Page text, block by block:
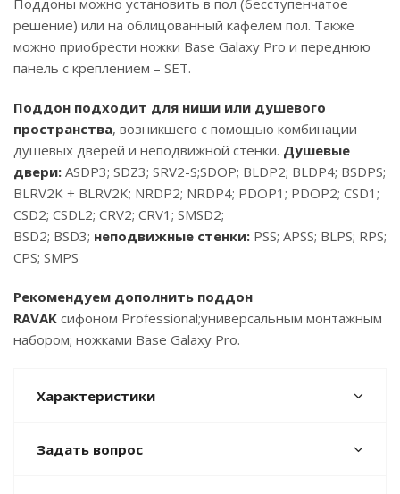
Поддоны можно установить в пол (бесступенчатое
решение) или на облицованный кафелем пол. Также
можно приобрести ножки Base Galaxy Pro и переднюю
панель с креплением – SET.
Поддон подходит для ниши или душевого
пространства, возникшего с помощью комбинации
душевых дверей и неподвижной стенки. Душевые
двери: ASDP3; SDZ3; SRV2-S;SDOP; BLDP2; BLDP4; BSDPS;
BLRV2K + BLRV2K; NRDP2; NRDP4; PDOP1; PDOP2; CSD1;
CSD2; CSDL2; CRV2; CRV1; SMSD2;
BSD2; BSD3; неподвижные стенки: PSS; APSS; BLPS; RPS;
CPS; SMPS
Рекомендуем дополнить поддон
RAVAK сифоном Professional;универсальным монтажным
набором; ножками Base Galaxy Pro.
Характеристики
Задать вопрос